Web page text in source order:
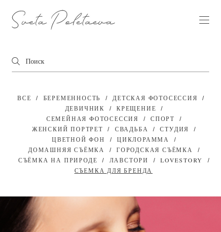
ВСЕ БЕРЕМЕННОСТЬ
ДЕТСКАЯ ФОТОСЕССИЯ
ДЕВИЧНИК
КРЕЩЕНИЕ
СЕМЕЙНАЯ ФОТОСЕССИЯ
СПОРТ
ЖЕНСКИЙ ПОРТРЕТ
СВАДЬБА
СТУДИЯ
ЦВЕТНОЙ ФОН
ЦИКЛОРАММА
ДОМАШНЯЯ СЪЁМКА
ГОРОДСКАЯ СЪЁМКА
СЪЁМКА НА ПРИРОДЕ
ЛАВСТОРИ
LOVESTORY
СЪЕМКА ДЛЯ БРЕНДА